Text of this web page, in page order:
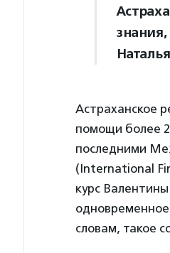
Астраханское
помощи более
последними
(International
курс
словам, такое